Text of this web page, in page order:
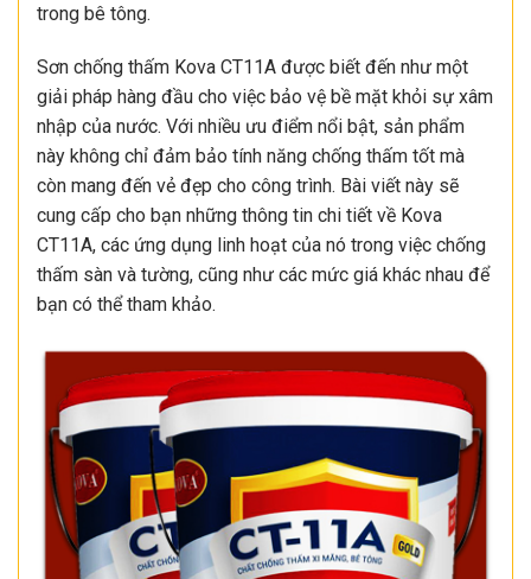
trong bê tông.
Sơn chống thấm Kova CT11A được biết đến như một
giải pháp hàng đầu cho việc bảo vệ bề mặt khỏi sự xâm
nhập của nước. Với nhiều ưu điểm nổi bật, sản phẩm
này không chỉ đảm bảo tính năng chống thấm tốt mà
còn mang đến vẻ đẹp cho công trình. Bài viết này sẽ
cung cấp cho bạn những thông tin chi tiết về Kova
CT11A, các ứng dụng linh hoạt của nó trong việc chống
thấm sàn và tường, cũng như các mức giá khác nhau để
bạn có thể tham khảo.